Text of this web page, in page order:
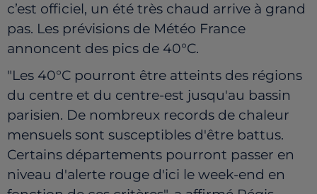
c’est officiel, un été très chaud arrive à grand
pas. Les prévisions de Météo France
annoncent des pics de 40°C.
"Les 40°C pourront être atteints des régions
du centre et du centre-est jusqu'au bassin
parisien. De nombreux records de chaleur
mensuels sont susceptibles d'être battus.
Certains départements pourront passer en
niveau d'alerte rouge d'ici le week-end en